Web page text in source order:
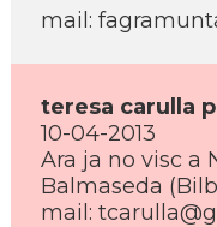
mail:
teresa carulla
10-04-2013
Ara ja no visc a
Balmaseda
mail: